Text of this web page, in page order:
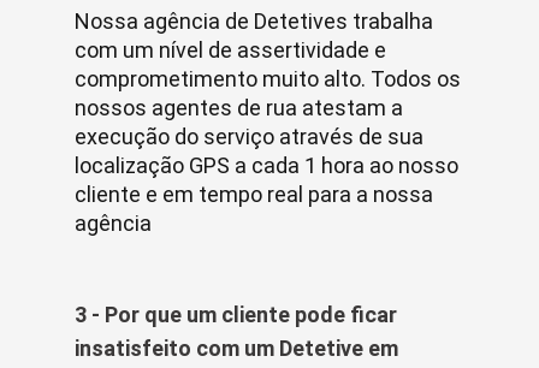
Nossa agência de Detetives trabalha
com um nível de assertividade e
comprometimento muito alto. Todos os
nossos agentes de rua atestam a
execução do serviço através de sua
localização GPS a cada 1 hora ao nosso
cliente e em tempo real para a nossa
agência
3 - Por que um cliente pode ficar
insatisfeito com um Detetive em